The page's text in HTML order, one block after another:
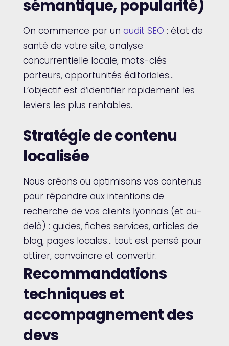
sémantique, popularité)
On commence par unaudit SEO : état de
santé de votre site, analyse
concurrentielle locale, mots-clés
porteurs, opportunités éditoriales…
L’objectif est d’identifier rapidement les
leviers les plus rentables.
Stratégie de contenu
localisée
Nous créons ou optimisons vos contenus
pour répondre aux intentions de
recherche de vos clients lyonnais (et au-
delà) : guides, fiches services, articles de
blog, pages locales… tout est pensé pour
attirer, convaincre et convertir.
Recommandations
techniques et
accompagnement des
devs